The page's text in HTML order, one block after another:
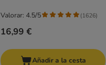
16,99 €
Valorar: 4.5/5 (1626)
Añadir a la cesta